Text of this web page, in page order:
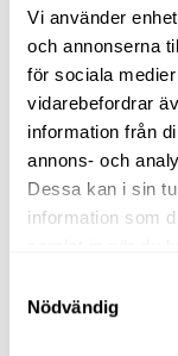
Vi använder
och annonserna
för sociala
vidarebefordrar
information från
annons- och
Dessa kan i sin
information som
Nödvändig
Barbord
Barstolar & Barpallar
Belysning
Byråer